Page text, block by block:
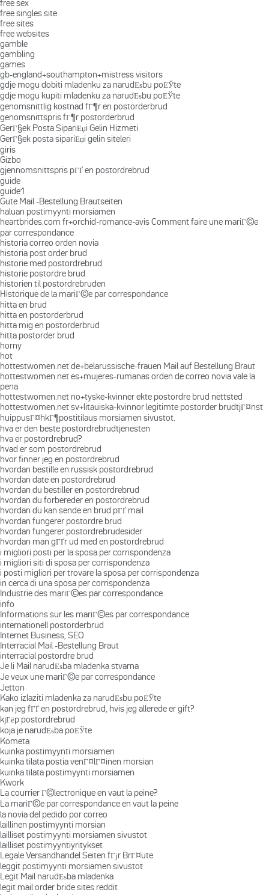
free sex
free singles site
free sites
free websites
gamble
gambling
games
gb-england+southampton+mistress visitors
gdje mogu dobiti mladenku za narudЕѕbu poЕЎte
gdje mogu kupiti mladenku za narudЕѕbu poЕЎte
genomsnittlig kostnad fГ¶r en postorderbrud
genomsnittspris fГ¶r postorderbrud
GerГ§ek Posta SipariЕџi Gelin Hizmeti
GerГ§ek posta sipariЕџi gelin siteleri
giris
Gizbo
gjennomsnittspris pГҐ en postordrebrud
guide
guide1
Gute Mail -Bestellung Brautseiten
haluan postimyynti morsiamen
heartbrides.com fr+orchid-romance-avis Comment faire une mariГ©e
par correspondance
historia correo orden novia
historia post order brud
historie med postordrebrud
historie postordre brud
historien til postordrebruden
Historique de la mariГ©e par correspondance
hitta en brud
hitta en postorderbrud
hitta mig en postorderbrud
hitta postorder brud
horny
hot
hottestwomen.net de+belarussische-frauen Mail auf Bestellung Braut
hottestwomen.net es+mujeres-rumanas orden de correo novia vale la
pena
hottestwomen.net no+tyske-kvinner ekte postordre brud nettsted
hottestwomen.net sv+litauiska-kvinnor legitimte postorder brudtjГ¤nst
huippusГ¤hkГ¶postitilaus morsiamen sivustot.
hva er den beste postordrebrudtjenesten
hva er postordrebrud?
hvad er som postordrebrud
hvor finner jeg en postordrebrud
hvordan bestille en russisk postordrebrud
hvordan date en postordrebrud
hvordan du bestiller en postordrebrud
hvordan du forbereder en postordrebrud
hvordan du kan sende en brud pГҐ mail
hvordan fungerer postordre brud
hvordan fungerer postordrebrudesider
hvordan man gГҐr ud med en postordrebrud
i migliori posti per la sposa per corrispondenza
i migliori siti di sposa per corrispondenza
i posti migliori per trovare la sposa per corrispondenza
in cerca di una sposa per corrispondenza
Industrie des mariГ©es par correspondance
info
Informations sur les mariГ©es par correspondance
internationell postorderbrud
Internet Business, SEO
Interracial Mail -Bestellung Braut
interracial postordre brud
Je li Mail narudЕѕba mladenka stvarna
Je veux une mariГ©e par correspondance
Jetton
Kako izlaziti mladenka za narudЕѕbu poЕЎte
kan jeg fГҐ en postordrebrud, hvis jeg allerede er gift?
kjГёp postordrebrud
koja je narudЕѕba poЕЎte
Kometa
kuinka postimyynti morsiamen
kuinka tilata postia venГ¤lГ¤inen morsian
kuinka tilata postimyynti morsiamen
Kwork
La courrier Г©lectronique en vaut la peine?
La mariГ©e par correspondance en vaut la peine
la novia del pedido por correo
laillinen postimyynti morsian
lailliset postimyynti morsiamen sivustot
lailliset postimyyntiyritykset
Legale Versandhandel Seiten fГјr BrГ¤ute
leggit postimyynti morsiamen sivustot
Legit Mail narudЕѕba mladenka
legit mail order bride sites reddit